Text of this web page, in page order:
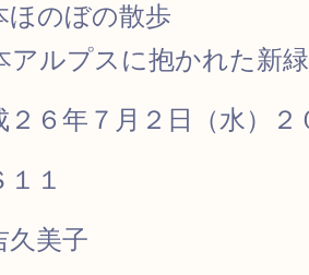
ほのぼの散歩
アルプスに抱かれた新
２６年７月２日（水）
１
久美子